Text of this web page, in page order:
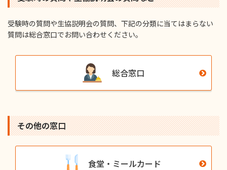
受験時の質問や⽣協説明会の質問、下記の分類に当てはまらない
質問は総合窓⼝でお問い合わせください。
総合窓口
その他の窓⼝
食堂・ミールカード